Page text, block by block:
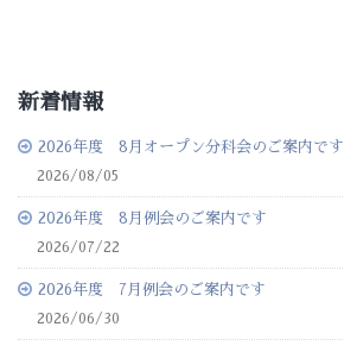
新着情報
2026年度 8月オープン分科会のご案内です
2026/08/05
2026年度 8月例会のご案内です
2026/07/22
2026年度 7月例会のご案内です
2026/06/30